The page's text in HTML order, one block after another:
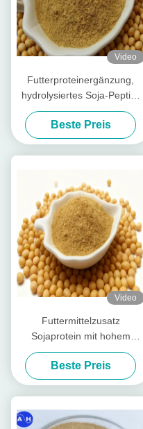
Video
Futterproteinergänzung,
hydrolysiertes Soja-Peptid-
Proteinpulver mit
Rohprotein, 50 % Soja-
Duftfabrik
Beste Preis
Video
Futtermittelzusatz
Sojaprotein mit hohem
Rohproteingehalt 50% und
säurelöslichem Protein für
Stück-Tierfutter und
Futtermittel für Nutztiere
Beste Preis